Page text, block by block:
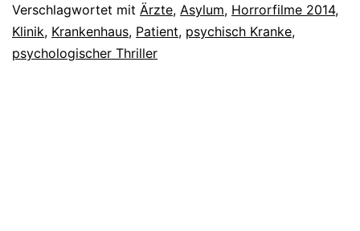
verlassen
–
Verschlagwortet mit Ärzte, Asylum, Horrorfilme 2014,
Klinik, Krankenhaus, Patient, psychisch Kranke,
psychologischer Thriller